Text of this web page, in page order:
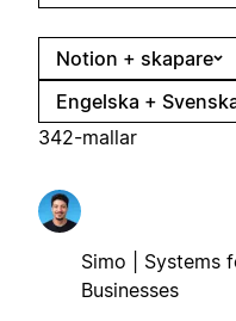
Notion + skapare
Engelska +
342-mallar
Simo | Systems
Businesses